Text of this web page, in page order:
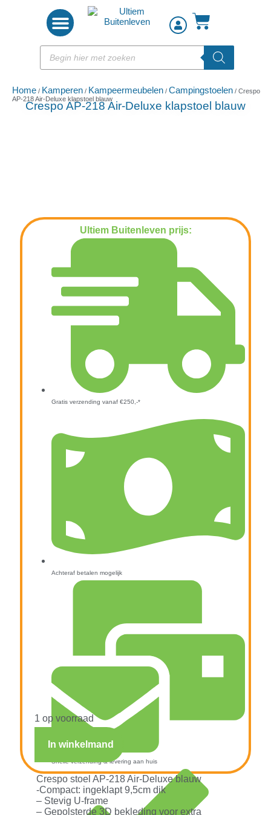
Home / Kamperen / Kampeermeubelen / Campingstoelen / Crespo
AP-218 Air-Deluxe klapstoel blauw
Crespo AP-218 Air-Deluxe klapstoel blauw
Ultiem Buitenleven prijs:
Gratis verzending vanaf €250,-*
Achteraf betalen mogelijk
Snelle verzending & levering aan huis
1 op voorraad
In winkelmand
Crespo stoel AP-218 Air-Deluxe blauw
-Compact: ingeklapt 9,5cm dik
– Stevig U-frame
– Gepolsterde 3D bekleding voor extra